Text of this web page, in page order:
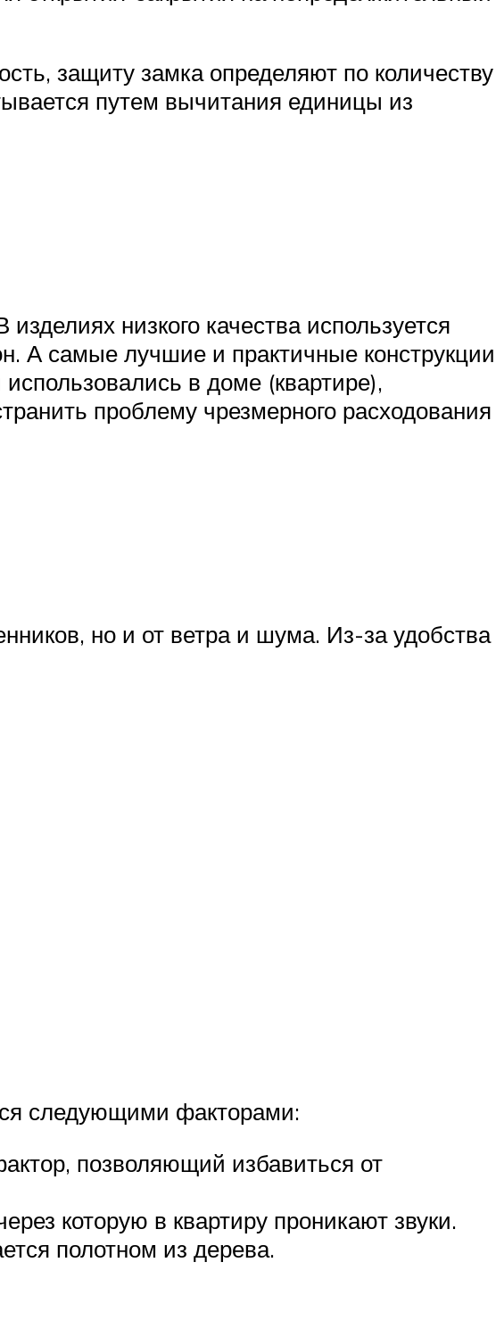
защиту замка определяют по количеству
путем вычитания единицы из
низкого качества используется
А самые лучшие и практичные конструкции
в доме (квартире),
проблему чрезмерного расходования
но и от ветра и шума. Из-за удобства
следующими факторами:
позволяющий избавиться от
которую в квартиру проникают звуки.
полотном из дерева.